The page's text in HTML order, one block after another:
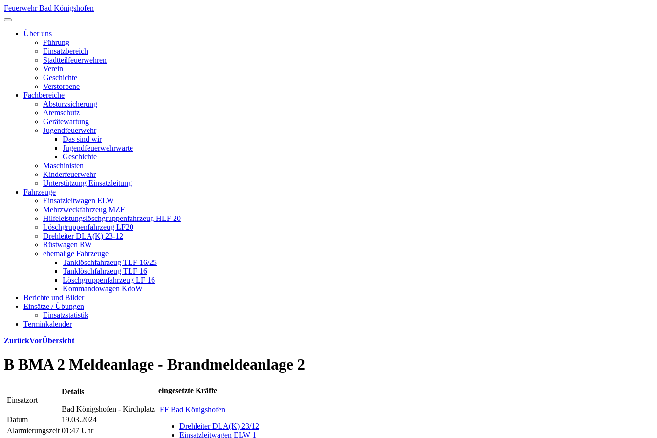
Feuerwehr Bad Königshofen
Über uns
Führung
Einsatzbereich
Stadtteilfeuerwehren
Verein
Geschichte
Verstorbene
Fachbereiche
Absturzsicherung
Atemschutz
Gerätewartung
Jugendfeuerwehr
Das sind wir
Jugendfeuerwehrwarte
Geschichte
Maschinisten
Kinderfeuerwehr
Unterstützung Einsatzleitung
Fahrzeuge
Einsatzleitwagen ELW
Mehrzweckfahrzeug MZF
Hilfeleistungslöschgruppenfahrzeug HLF 20
Löschgruppenfahrzeug LF20
Drehleiter DLA(K) 23-12
Rüstwagen RW
ehemalige Fahrzeuge
Tanklöschfahrzeug TLF 16/25
Tanklöschfahrzeug TLF 16
Löschgruppenfahrzeug LF 16
Kommandowagen KdoW
Berichte und Bilder
Einsätze / Übungen
Einsatzstatistik
Terminkalender
ZurückVorÜbersicht
B BMA 2 Meldeanlage - Brandmeldeanlage 2
Einsatzort
Details
Bad Königshofen - Kirchplatz
Datum
19.03.2024
Alarmierungszeit 01:47 Uhr
eingesetzte Kräfte
FF Bad Königshofen
Drehleiter DLA(K) 23/12
Einsatzleitwagen ELW 1